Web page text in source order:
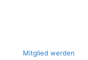
Mit­glied werden